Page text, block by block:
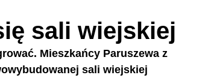
sali wiejskiej
Mieszkańcy Paruszewa z
sali wiejskiej